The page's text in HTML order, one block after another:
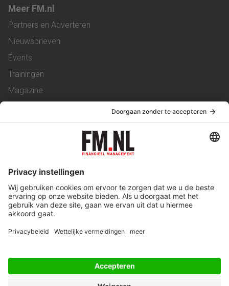
Meer FM.nl
Partners en Adverteren
Nieuwsbrieven
Events
Trainingen
Magazine
Service & Contact
Werken bij ons
Privacy Statement
Algemene Voorwaarden